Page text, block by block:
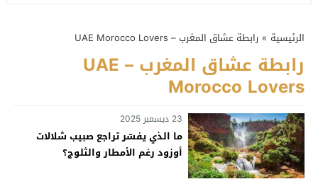
الرئيسية » رابطة عشاق المغرب – UAE Morocco Lovers
رابطة عشاق المغرب – UAE
Morocco Lovers
23 ديسمبر 2025
ما الذي يفسّر تراجع صبيب شلالات
أوزود رغم الأمطار والثلوج؟